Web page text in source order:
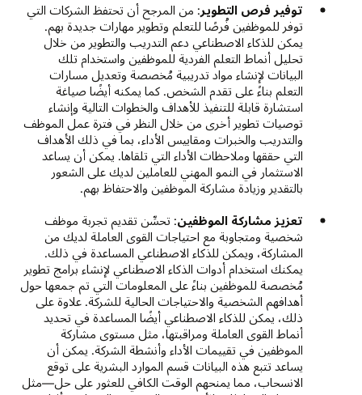
توفير فرص التطوير: من المرجح أن تحتفظ الشركات التي
توفر للموظفين فُرصًا للتعلم وتطوير مهارات جديدة بهم.
يمكن للذكاء الاصطناعي دعم التدريب والتطوير من خلال
تحليل أنماط التعلم الفردية للموظفين واستخدام تلك
البيانات لإنشاء مواد تدريبية مُخصصة وتعديل مسارات
التعلم بناءً على تقدم الشخص. كما يمكنه أيضًا صياغة
استشارة قابلة للتنفيذ للأهداف والخطوات التالية وإنشاء
توصيات تطوير أخرى من خلال النظر في فترة عمل الموظف
والتدريب والخبرات ومقاييس الأداء، بما في ذلك الأهداف
التي حققها وملاحظات الأداء التي تلقاها. يمكن أن يساعد
الاستثمار في النمو المهني للعاملين لديك على الشعور
بالتقدير وزيادة مشاركة الموظفين والاحتفاظ بهم.
تعزيز مشاركة الموظفين: تحسِّن تقديم تجربة موظف
شخصية ومتجاوبة مع احتياجات القوى العاملة لديك من
المشاركة، ويمكن للذكاء الاصطناعي المساعدة في ذلك.
يمكنك استخدام أدوات الذكاء الاصطناعي لإنشاء برامج تطوير
مُخصصة للموظفين بناءً على المعلومات التي تم جمعها حول
أهدافهم الشخصية والاحتياجات الحالية للشركة. علاوة على
ذلك، يمكن للذكاء الاصطناعي أيضًا المساعدة في تحديد
أنماط القوى العاملة ومراقبتها، مثل مستوى مشاركة
الموظفين في تقييمات الأداء وأنشطة الشركة. يمكن أن
يساعد تتبع هذه البيانات قسم الموارد البشرية على توقع
الانسحاب، مما يمنحهم الوقت الكافي للعثور على حل—مثل